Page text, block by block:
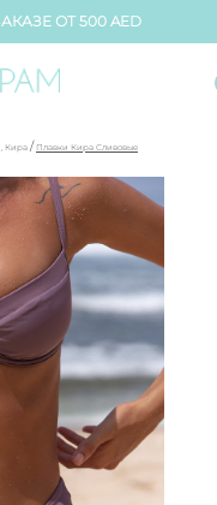
ОТ 500 AED
, Кира / Плавки Кира Сливовые